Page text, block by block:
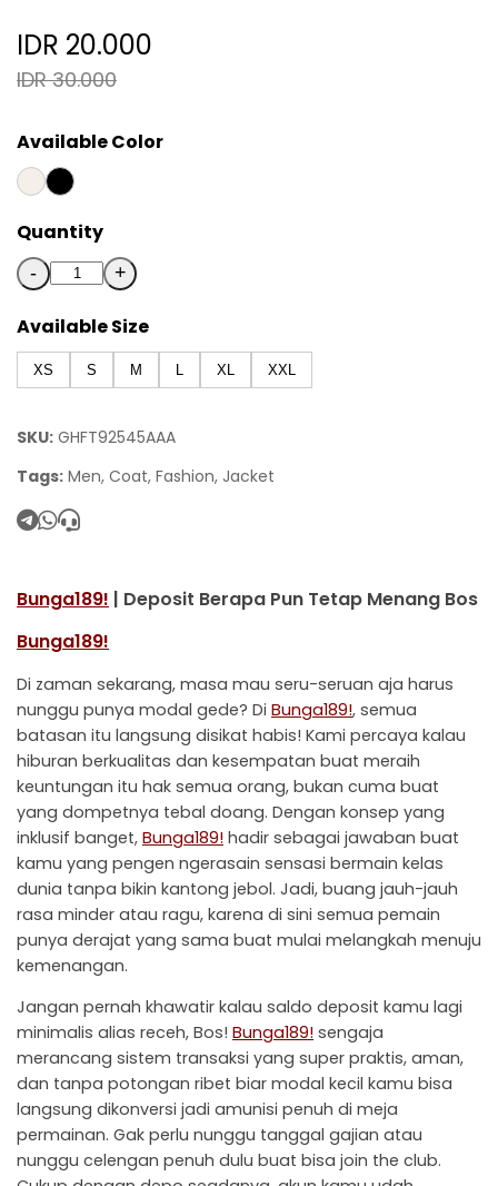
IDR 20.000
IDR 30.000
Available Color
Quantity
- +
Available Size
XS S M L XL XXL
SKU: GHFT92545AAA
Tags: Men, Coat, Fashion, Jacket
Bunga189! | Deposit Berapa Pun Tetap Menang Bos
Bunga189!
Di zaman sekarang, masa mau seru-seruan aja harus
nunggu punya modal gede? Di Bunga189!, semua
batasan itu langsung disikat habis! Kami percaya kalau
hiburan berkualitas dan kesempatan buat meraih
keuntungan itu hak semua orang, bukan cuma buat
yang dompetnya tebal doang. Dengan konsep yang
inklusif banget, Bunga189! hadir sebagai jawaban buat
kamu yang pengen ngerasain sensasi bermain kelas
dunia tanpa bikin kantong jebol. Jadi, buang jauh-jauh
rasa minder atau ragu, karena di sini semua pemain
punya derajat yang sama buat mulai melangkah menuju
kemenangan.
Jangan pernah khawatir kalau saldo deposit kamu lagi
minimalis alias receh, Bos! Bunga189! sengaja
merancang sistem transaksi yang super praktis, aman,
dan tanpa potongan ribet biar modal kecil kamu bisa
langsung dikonversi jadi amunisi penuh di meja
permainan. Gak perlu nunggu tanggal gajian atau
nunggu celengan penuh dulu buat bisa join the club.